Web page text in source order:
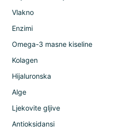
Vlakno
Enzimi
Omega-3 masne kiseline
Kolagen
Hijaluronska
Alge
Ljekovite gljive
Antioksidansi